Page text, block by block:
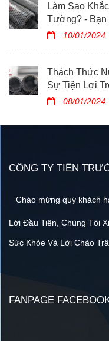
Làm Sao
Tường? -
10/01/2024
Thách Thức
Sự Tiện Lợi
08/01/2024
CÔNG TY TIẾN
Chào mừng quý khách
Lời Đầu Tiên, Chúng Tôi
Sức Khỏe Và Lời Chào
FANPAGE